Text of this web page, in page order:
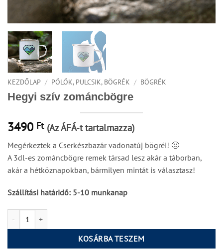
KEZDŐLAP / PÓLÓK, PULCSIK, BÖGRÉK / BÖGRÉK
Hegyi szív zománcbögre
3490 Ft (Az ÁFÁ-t tartalmazza)
Megérkeztek a Cserkészbazár vadonatúj bögréi! 🙂
A 3dl-es zománcbögre remek társad lesz akár a táborban,
akár a hétköznapokban, bármilyen mintát is választasz!
Szállítási határidő: 5-10 munkanap
Hegyi szív zománcbögre mennyiség
KOSÁRBA TESZEM